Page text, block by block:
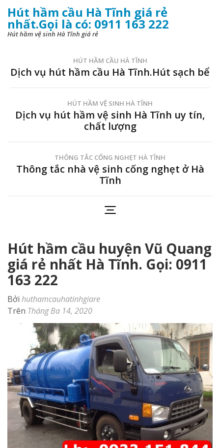
Hút hầm cầu Hà Tĩnh giá rẻ
nhất.Gọi là có: 0911 163 222
Hút hầm vệ sinh Hà Tĩnh giá rẻ
HÚT HẦM CẦU HÀ TĨNH
Dịch vụ hút hầm cầu Hà Tĩnh.Hút sạch bể
HÚT HẦM VỆ SINH HÀ TĨNH
Dịch vụ hút hầm vệ sinh Hà Tĩnh uy tín,
chất lượng
THÔNG TẮC CỐNG NGHẸT HÀ TĨNH
Thông tắc nhà vệ sinh cống nghẹt ở Hà
Tĩnh
Hút hầm cầu huyện Vũ Quang
giá rẻ nhất Hà Tĩnh. Gọi: 0911
163 222
Bởi huthamcauhatinhgiare
Trên Tháng Ba 14, 2020